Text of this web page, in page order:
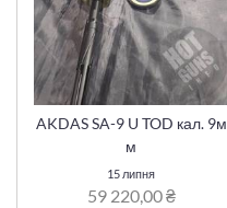
AKDAS SA-9 U TOD кал. 9м
м
15 липня
59 220,00 ₴